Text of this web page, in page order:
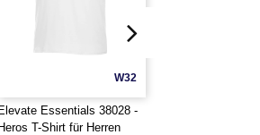
W32
Elevate Essentials 38028 -
Heros T-Shirt für Herren